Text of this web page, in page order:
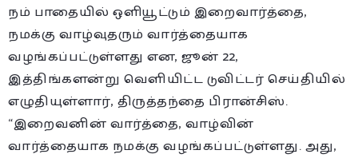
நம் பாதையில் ஒளியூட்டும் இறைவார்த்தை,
நமக்கு வாழ்வுதரும் வார்த்தையாக
வழங்கப்பட்டுள்ளது என, ஜூன் 22,
இத்திங்களன்று வெளியிட்ட டுவிட்டர் செய்தியில்
எழுதியுள்ளார், திருத்தந்தை பிரான்சிஸ்.
“இறைவனின் வார்த்தை, வாழ்வின்
வார்த்தையாக நமக்கு வழங்கப்பட்டுள்ளது. அது,